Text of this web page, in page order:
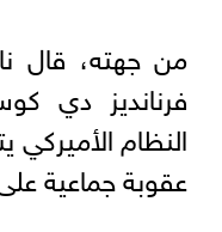
من جهته، قال
فرنانديز دي
النظام
عقوبة جماعية